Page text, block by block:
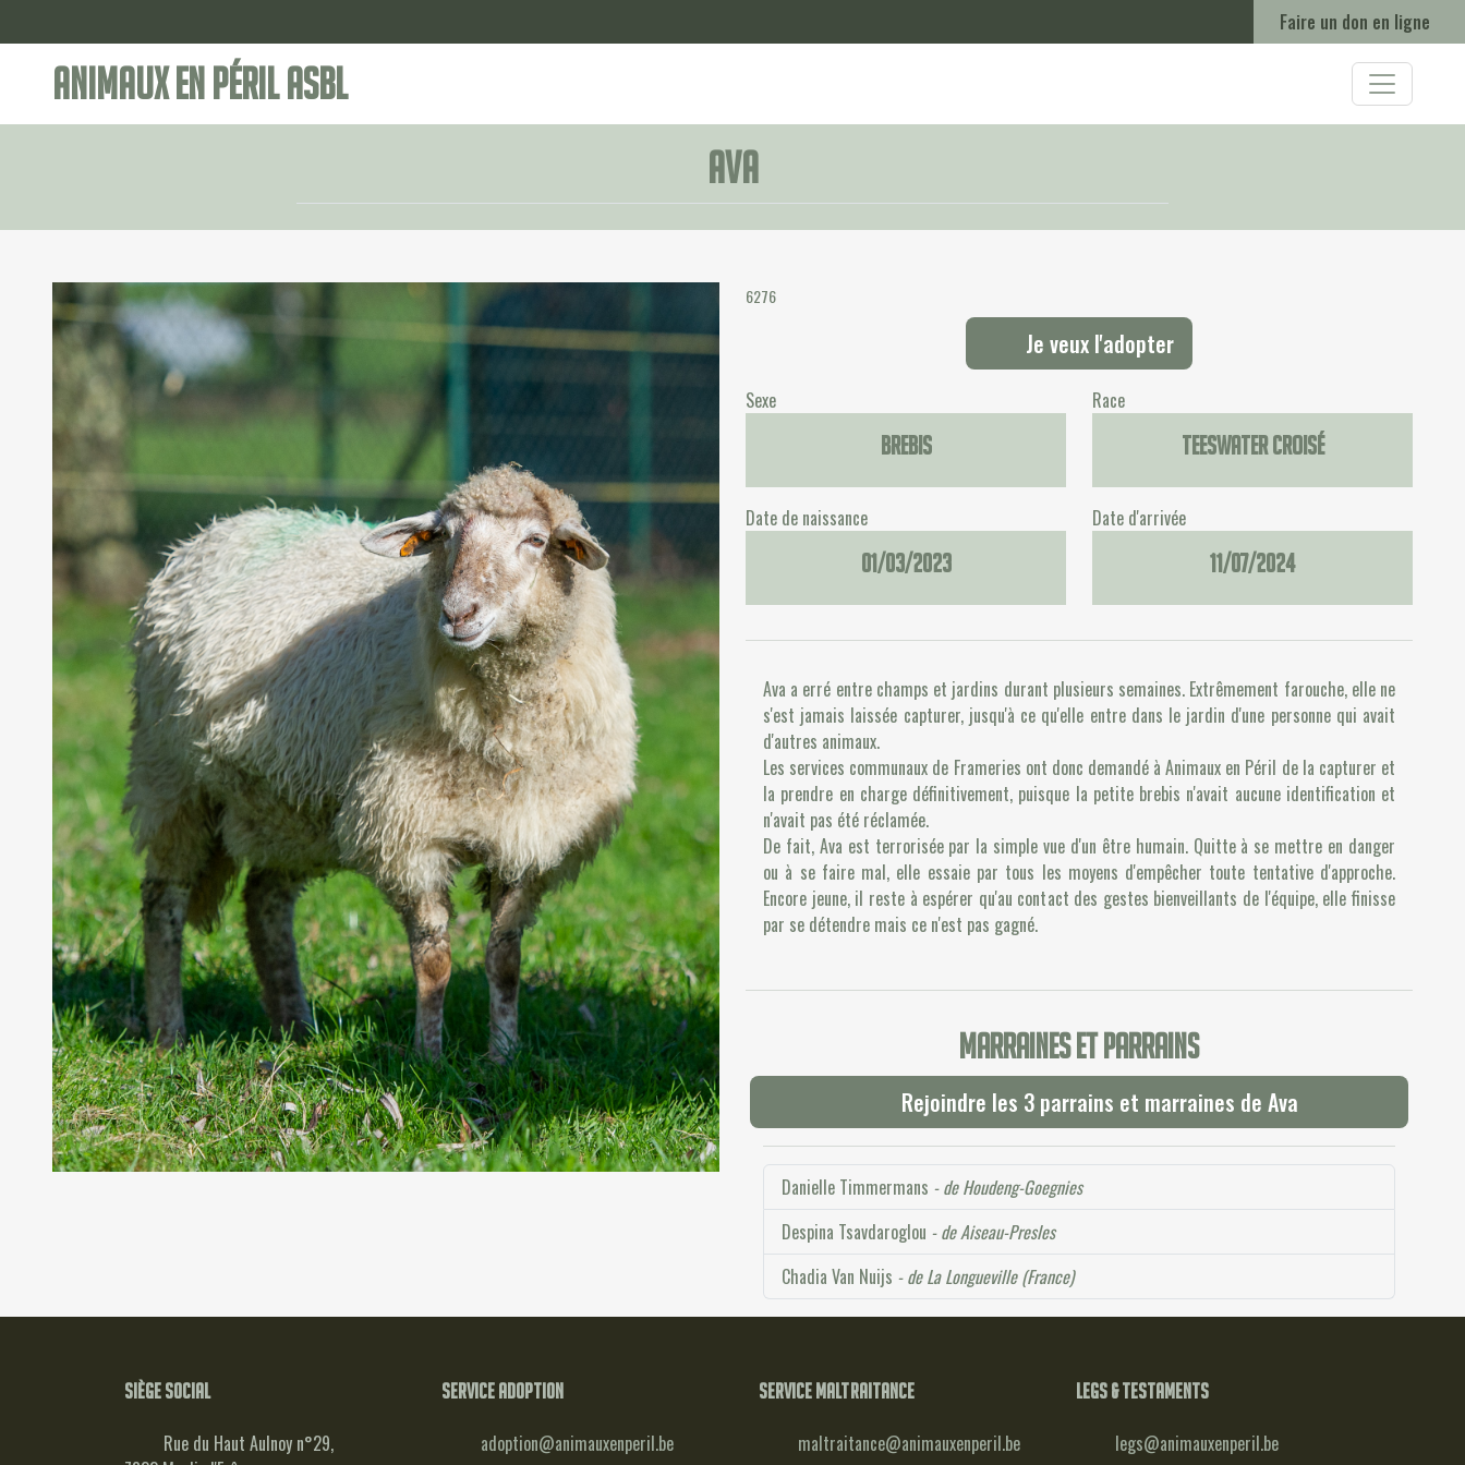
Faire un don en ligne
Animaux en Péril ASBL
Ava
6276
Je veux l'adopter
Sexe
Brebis
Race
Teeswater croisé
Date de naissance
01/03/2023
Date d'arrivée
11/07/2024
Ava a erré entre champs et jardins durant plusieurs semaines. Extrêmement farouche, elle ne
s'est jamais laissée capturer, jusqu'à ce qu'elle entre dans le jardin d'une personne qui avait
d'autres animaux.
Les services communaux de Frameries ont donc demandé à Animaux en Péril de la capturer et
la prendre en charge définitivement, puisque la petite brebis n'avait aucune identification et
n'avait pas été réclamée.
De fait, Ava est terrorisée par la simple vue d'un être humain. Quitte à se mettre en danger
ou à se faire mal, elle essaie par tous les moyens d'empêcher toute tentative d'approche.
Encore jeune, il reste à espérer qu'au contact des gestes bienveillants de l'équipe, elle finisse
par se détendre mais ce n'est pas gagné.
Marraines et parrains
Rejoindre les 3 parrains et marraines de Ava
Danielle Timmermans - de Houdeng-Goegnies
Despina Tsavdaroglou - de Aiseau-Presles
Chadia Van Nuijs - de La Longueville (France)
Siège social
Rue du Haut Aulnoy n°29,
Service adoption
adoption@animauxenperil.be
Service maltraitance
maltraitance@animauxenperil.be
Legs & testaments
legs@animauxenperil.be